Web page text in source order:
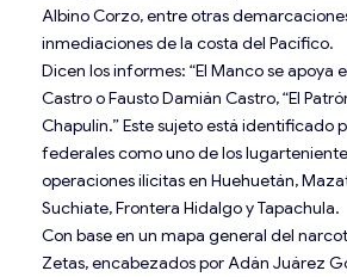
Albino Corzo, entre otras
inmediaciones de la costa del Pacífico.
Dicen los informes: “El Manco se apoya
Castro o Fausto Damián Castro, “El
Chapulín.” Este sujeto está identificado
federales como uno de los
operaciones ilícitas en Huehuetán,
Suchiate, Frontera Hidalgo y Tapachula.
Con base en un mapa general del
Zetas, encabezados por Adán Juárez